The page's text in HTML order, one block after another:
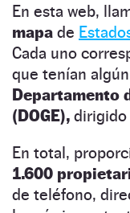
En esta web,
mapa de
Cada uno
que tenían algún
Departamento
(DOGE), dirigido
En total,
1.600
de teléfono,